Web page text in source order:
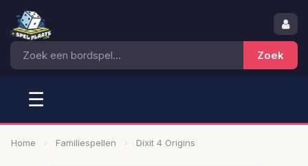
☰
Home Familiespellen Dixit 4 Origins